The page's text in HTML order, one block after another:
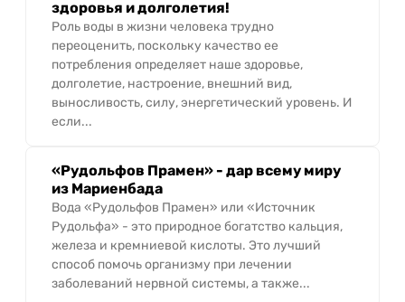
здоровья и долголетия!
Роль воды в жизни человека трудно
переоценить, поскольку качество ее
потребления определяет наше здоровье,
долголетие, настроение, внешний вид,
выносливость, силу, энергетический уровень. И
если...
«Рудольфов Прамен» - дар всему миру
из Мариенбада
Вода «Рудольфов Прамен» или «Источник
Рудольфа» - это природное богатство кальция,
железа и кремниевой кислоты. Это лучший
способ помочь организму при лечении
заболеваний нервной системы, а также...